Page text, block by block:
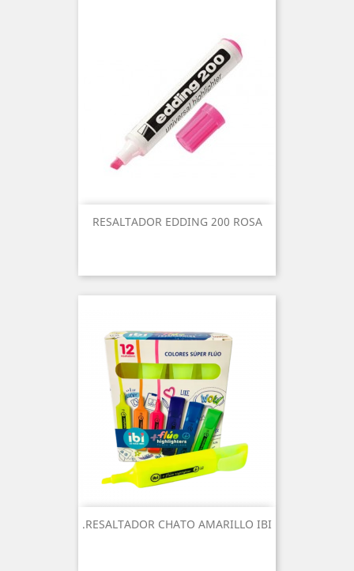
RESALTADOR EDDING 200 ROSA
.RESALTADOR CHATO AMARILLO IBI